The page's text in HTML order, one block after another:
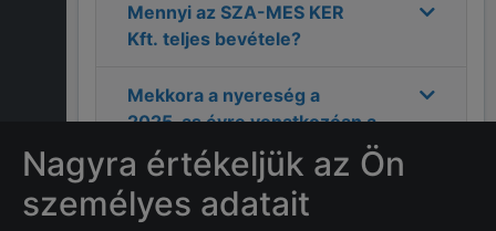
Mennyi az SZA-MES KER
Kft. teljes bevétele?
Mekkora a nyereség a
2025-as évre vonatkozóan a
SZA-MES KER Kft. cégnél?
MiSZA-MES KER Kft.
Nagyra értékeljük az Ön
személyes adatait